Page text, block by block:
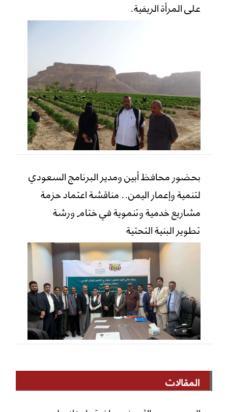
على المرأة الريفية.
بحضور محافظ أبين ومدير البرنامج السعودي
لتنمية وإعمار اليمن.. مناقشة اعتماد حزمة
مشاريع خدمية وتنموية في ختام ورشة
تطوير البنية التحتية
المقالات